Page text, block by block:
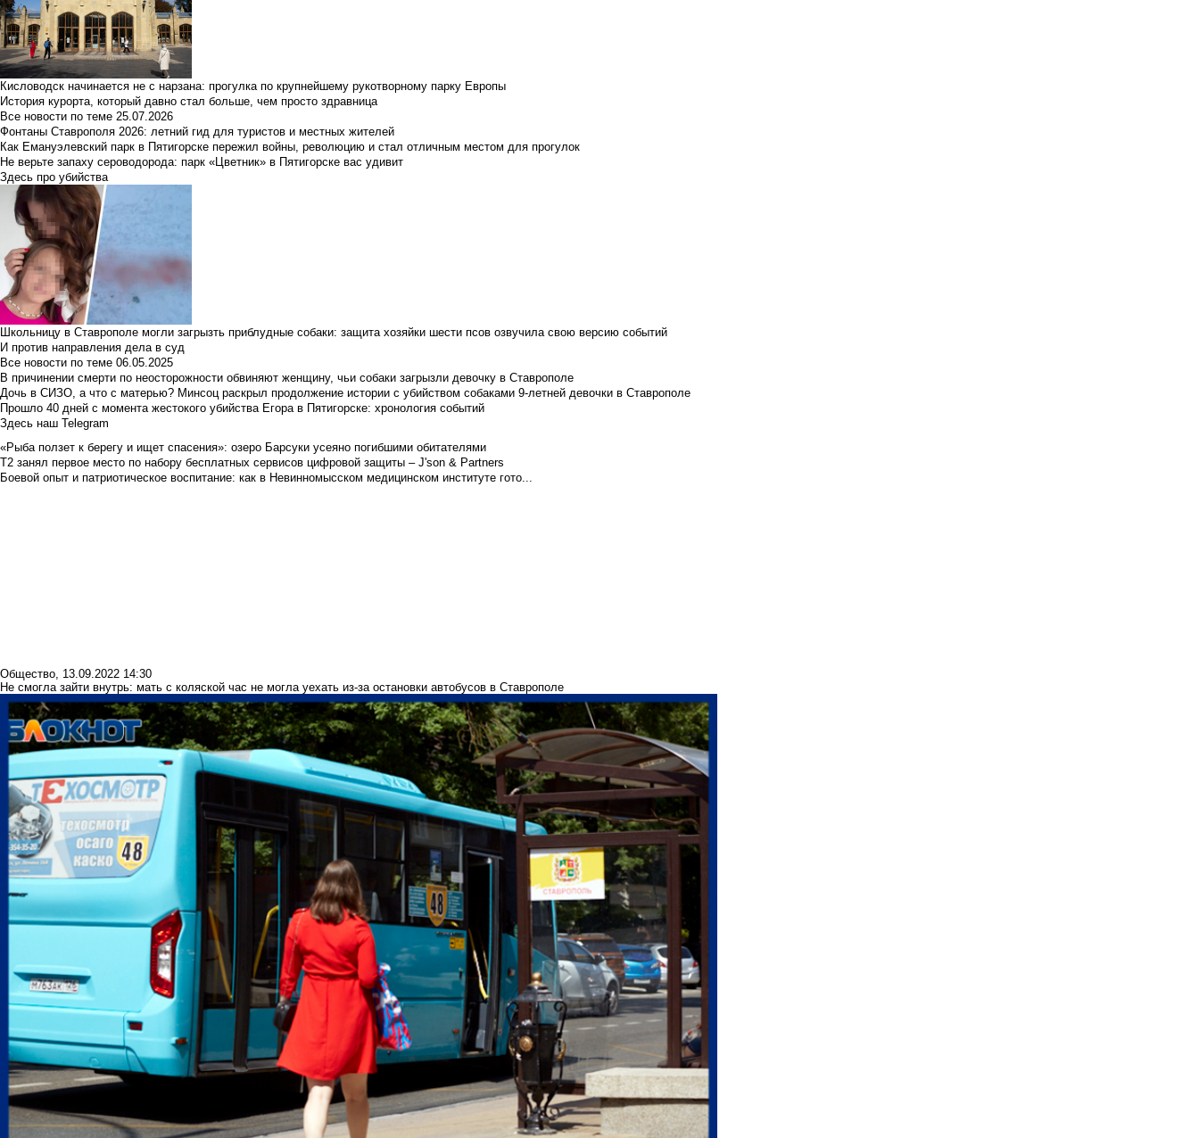
Кисловодск начинается не с нарзана: прогулка по крупнейшему рукотворному парку Европы
История курорта, который давно стал больше, чем просто здравница
Все новости по теме 25.07.2026
Фонтаны Ставрополя 2026: летний гид для туристов и местных жителей
Как Емануэлевский парк в Пятигорске пережил войны, революцию и стал отличным местом для прогулок
Не верьте запаху сероводорода: парк «Цветник» в Пятигорске вас удивит
Здесь про убийства
Школьницу в Ставрополе могли загрызть приблудные собаки: защита хозяйки шести псов озвучила свою версию событий
И против направления дела в суд
Все новости по теме 06.05.2025
В причинении смерти по неосторожности обвиняют женщину, чьи собаки загрызли девочку в Ставрополе
Дочь в СИЗО, а что с матерью? Минсоц раскрыл продолжение истории с убийством собаками 9-летней девочки в Ставрополе
Прошло 40 дней с момента жестокого убийства Егора в Пятигорске: хронология событий
Здесь наш Telegram
«Рыба ползет к берегу и ищет спасения»: озеро Барсуки усеяно погибшими обитателями
Т2 занял первое место по набору бесплатных сервисов цифровой защиты – J'son & Partners
Боевой опыт и патриотическое воспитание: как в Невинномысском медицинском институте гото...
Общество, 13.09.2022 14:30
Не смогла зайти внутрь: мать с коляской час не могла уехать из-за остановки автобусов в Ставрополе